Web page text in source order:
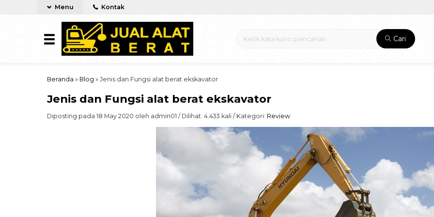
Menu Kontak
Cari
Beranda » Blog » Jenis dan Fungsi alat berat ekskavator
Jenis dan Fungsi alat berat ekskavator
Diposting pada 18 May 2020 oleh admin01 / Dilihat: 4.433 kali / Kategori: Review